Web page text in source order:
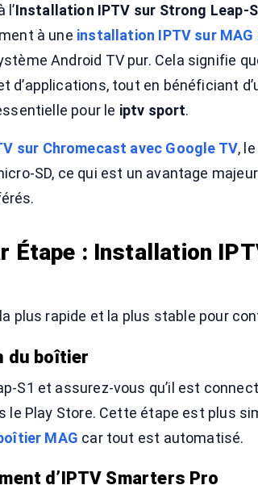
l’Installation IPTV sur Strong Leap-
à une installation IPTV sur MAG
Android TV pur. Cela signifie
d’applications, tout en bénéficiant
pour le iptv sport.
sur Chromecast avec Google TV,
SD, ce qui est un avantage
Étape : Installation
plus rapide et la plus stable pour
du boîtier
S1 et assurez-vous qu’il est
le Play Store. Cette étape est plus
MAG car tout est automatisé.
d’IPTV Smarters Pro